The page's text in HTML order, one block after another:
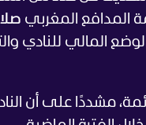
المدافع المغربي
المالي للنادي
مشددًا على أن